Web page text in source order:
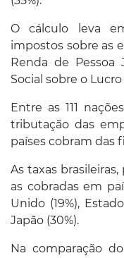
O cálculo leva
impostos sobre as
Renda de Pessoa
Social sobre o
Entre as 111
tributação das
países cobram das
As taxas
as cobradas em
Unido (19%),
Japão (30%).
Na comparação